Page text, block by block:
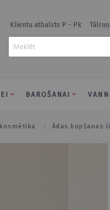
Klientu atbalsts P - Pk
BAROŠANAI
ādas kopšanas